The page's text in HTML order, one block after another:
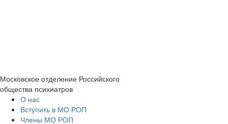
Московское отделение Российского
общества психиатров
О нас
Вступить в МО РОП
Члены МО РОП